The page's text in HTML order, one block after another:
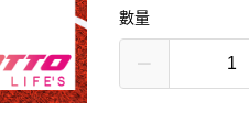
數量